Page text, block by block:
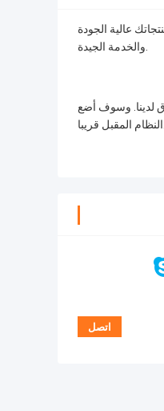
عالية الجودة
والخدمة الجيدة.
لدينا. وسوف أضع